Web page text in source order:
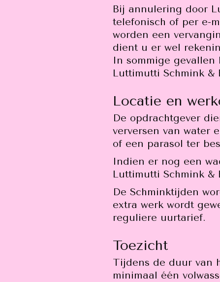
Bij annulering door
telefonisch of per e-
worden een
dient u er wel
In sommige
Luttimutti Schmink
Locatie en
De opdrachtgever
verversen van water
of een parasol ter
Indien er nog een
Luttimutti Schmink &
De Schminktijden
extra werk wordt
reguliere uurtarief.
Toezicht
Tijdens de duur van
minimaal één